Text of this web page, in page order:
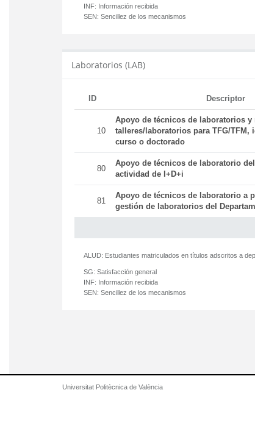
INF: Información recibida
SEN: Sencillez de los mecanismos
Laboratorios (LAB)
ID Descriptor
10
Apoyo de técnicos de laboratorios y
talleres/laboratorios para TFG/TFM,
curso o doctorado
80
Apoyo de técnicos de laboratorio
actividad de I+D+i
81
Apoyo de técnicos de laboratorio a
gestión de laboratorios del
ALUD: Estudiantes matriculados en títulos adscritos a
SG: Satisfacción general
INF: Información recibida
SEN: Sencillez de los mecanismos
Universitat Politècnica de València